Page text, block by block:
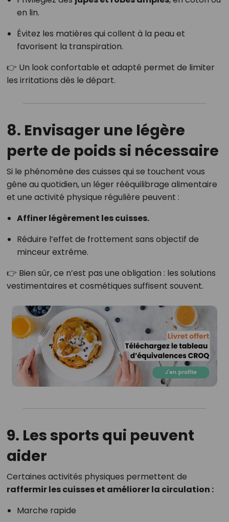
en lin.
Évitez les matières qui collent à la peau et
favorisent la transpiration.
👉 Un look confortable et adapté permet de limiter
les irritations dès le départ.
8. Envisager une légère
perte de poids si nécessaire
Si le phénomène des cuisses qui se touchent vous
gêne au quotidien, un léger rééquilibrage alimentaire
et une activité physique régulière peuvent :
Affiner légèrement les cuisses.
Réduire l’effet de frottement sans objectif de
minceur extrême.
👉 Bien sûr, ce n’est pas une obligation : les solutions
vestimentaires et cosmétiques suffisent souvent.
9. Les sports qui peuvent
aider
Certaines activités physiques permettent de
raffermir les cuisses et améliorer la circulation :
Marche rapide